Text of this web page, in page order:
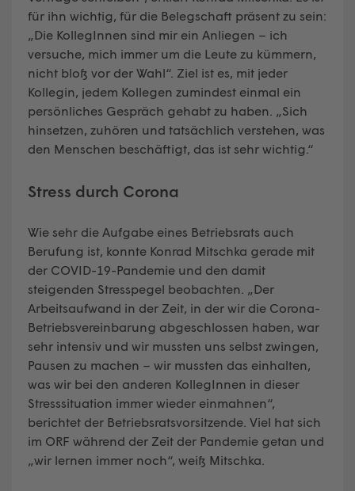
für ihn wichtig, für die Belegschaft präsent zu sein:
„Die KollegInnen sind mir ein Anliegen – ich
versuche, mich immer um die Leute zu kümmern,
nicht bloß vor der Wahl“. Ziel ist es, mit jeder
Kollegin, jedem Kollegen zumindest einmal ein
persönliches Gespräch gehabt zu haben. „Sich
hinsetzen, zuhören und tatsächlich verstehen, was
den Menschen beschäftigt, das ist sehr wichtig.“
Stress durch Corona
Wie sehr die Aufgabe eines Betriebsrats auch
Berufung ist, konnte Konrad Mitschka gerade mit
der COVID-19-Pandemie und den damit
steigenden Stresspegel beobachten. „Der
Arbeitsaufwand in der Zeit, in der wir die Corona-
Betriebsvereinbarung abgeschlossen haben, war
sehr intensiv und wir mussten uns selbst zwingen,
Pausen zu machen – wir mussten das einhalten,
was wir bei den anderen KollegInnen in dieser
Stresssituation immer wieder einmahnen“,
berichtet der Betriebsratsvorsitzende. Viel hat sich
im ORF während der Zeit der Pandemie getan und
„wir lernen immer noch“, weiß Mitschka.